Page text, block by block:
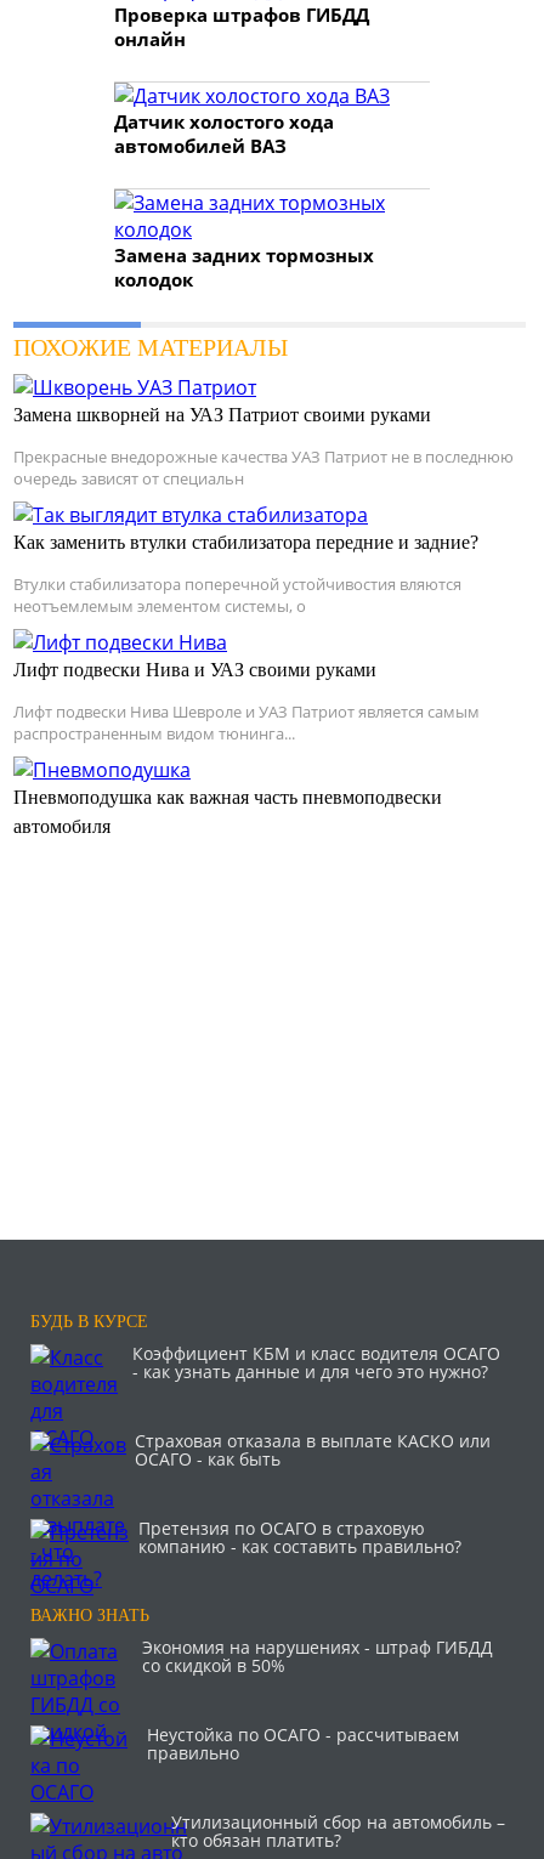
Проверка штрафов ГИБДД
онлайн
Датчик холостого хода
автомобилей ВАЗ
Замена задних тормозных
колодок
ПОХОЖИЕ МАТЕРИАЛЫ
Замена шкворней на УАЗ Патриот своими руками
Прекрасные внедорожные качества УАЗ Патриот не в последнюю
очередь зависят от специальн
Как заменить втулки стабилизатора передние и задние?
Втулки стабилизатора поперечной устойчивостия вляются
неотъемлемым элементом системы, о
Лифт подвески Нива и УАЗ своими руками
Лифт подвески Нива Шевроле и УАЗ Патриот является самым
распространенным видом тюнинга...
Пневмоподушка как важная часть пневмоподвески
автомобиля
БУДЬ В КУРСЕ
Коэффициент КБМ и класс водителя ОСАГО
- как узнать данные и для чего это нужно?
Страховая отказала в выплате КАСКО или
ОСАГО - как быть
Претензия по ОСАГО в страховую
компанию - как составить правильно?
ВАЖНО ЗНАТЬ
Экономия на нарушениях - штраф ГИБДД
со скидкой в 50%
Неустойка по ОСАГО - рассчитываем
правильно
Утилизационный сбор на автомобиль –
кто обязан платить?